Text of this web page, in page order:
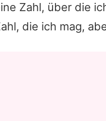
Zahl, über die
die ich mag,